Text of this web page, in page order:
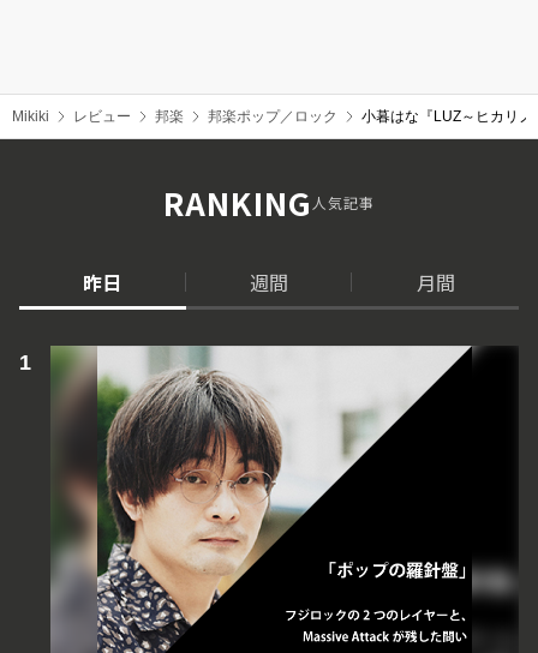
Mikiki レビュー 邦楽 邦楽ポップ／ロック 小暮はな『LUZ～ヒカリ
RANKING人気記事
昨日 週間 月間